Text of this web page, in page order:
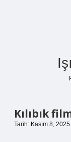
Kılıbık
Tarih: Kasım 8, 2025